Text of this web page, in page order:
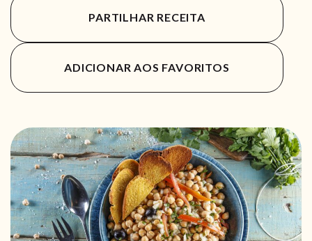
PARTILHAR RECEITA
ADICIONAR AOS FAVORITOS